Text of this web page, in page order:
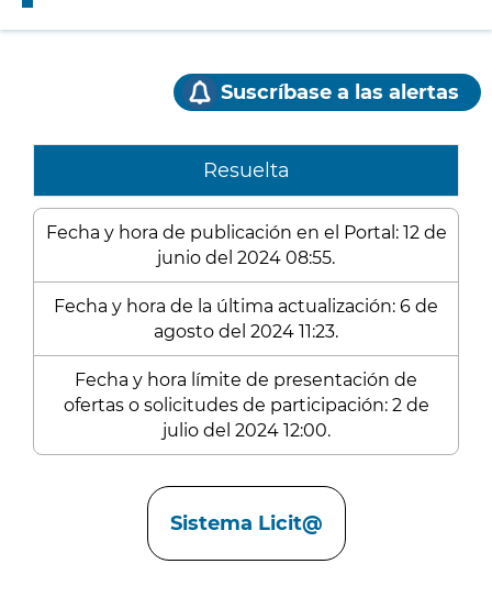
Suscríbase a las alertas
Resuelta
Fecha y hora de publicación en el Portal: 12 de
junio del 2024 08:55.
Fecha y hora de la última actualización: 6 de
agosto del 2024 11:23.
Fecha y hora límite de presentación de
ofertas o solicitudes de participación: 2 de
julio del 2024 12:00.
Sistema Licit@